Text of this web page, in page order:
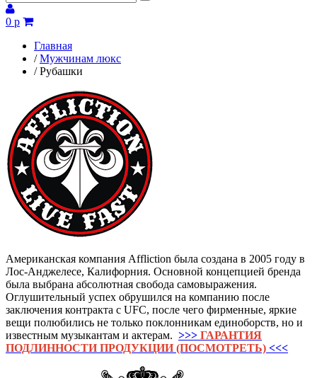
0 р
Главная
/ Мужчинам люкс
/ Рубашки
Американская компания Affliction была создана в 2005 году в
Лос-Анджелесе, Калифорния. Основной концепцией бренда
была выбрана абсолютная свобода самовыражения.
Оглушительный успех обрушился на компанию после
заключения контракта с UFC, после чего фирменные, яркие
вещи полюбились не только поклонникам единоборств, но и
известным музыкантам и актерам. >>> ГАРАНТИЯ
ПОДЛИННОСТИ ПРОДУКЦИИ (ПОСМОТРЕТЬ) <<<